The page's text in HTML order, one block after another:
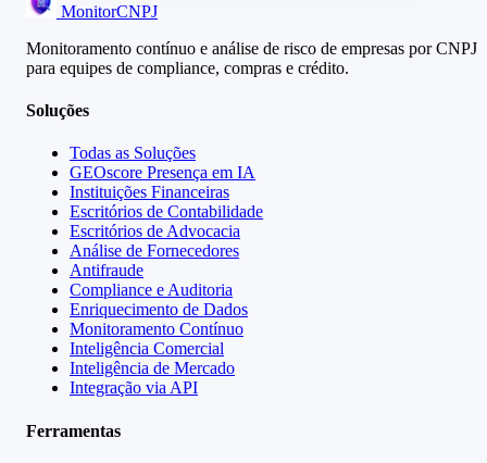
MonitorCNPJ
Monitoramento contínuo e análise de risco de empresas por CNPJ
para equipes de compliance, compras e crédito.
Soluções
Todas as Soluções
GEOscore Presença em IA
Instituições Financeiras
Escritórios de Contabilidade
Escritórios de Advocacia
Análise de Fornecedores
Antifraude
Compliance e Auditoria
Enriquecimento de Dados
Monitoramento Contínuo
Inteligência Comercial
Inteligência de Mercado
Integração via API
Ferramentas